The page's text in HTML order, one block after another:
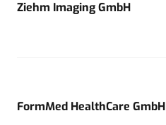
Ziehm Imaging GmbH
FormMed HealthCare GmbH